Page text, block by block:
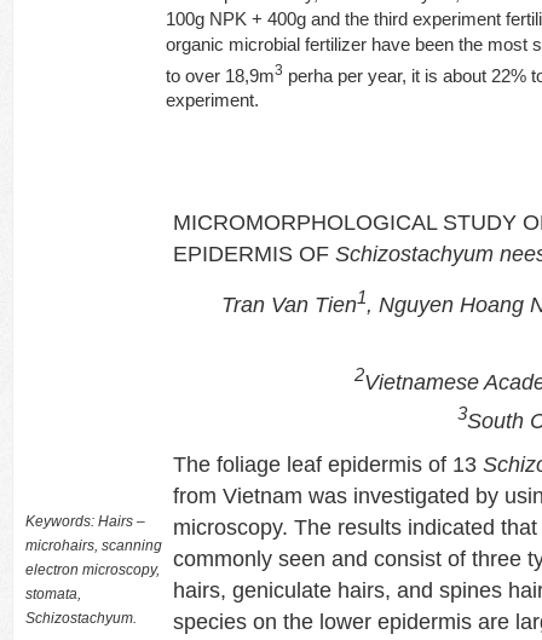
100g NPK + 400g and the third experiment
organic microbial fertilizer have been the most
to over 18,9m3 perha per year, it is about 22%
experiment.
Keywords: Hairs –
microhairs, scanning
electron microscopy,
stomata,
Schizostachyum.
MICROMORPHOLOGICAL STUDY
EPIDERMIS OF Schizostachyum
Tran Van Tien1, Nguyen Hoang
2Vietnamese
3South
The foliage leaf epidermis of 13
from Vietnam was investigated by
microscopy. The results indicated
commonly seen and consist of three
hairs, geniculate hairs, and spines
species on the lower epidermis are